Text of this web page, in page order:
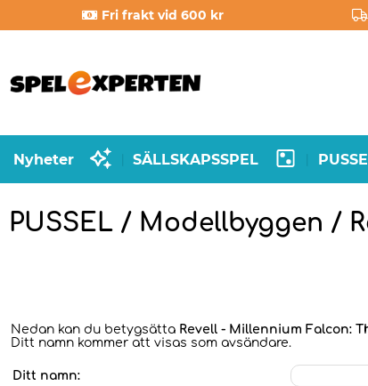
Fri frakt vid 600 kr
Nyheter SÄLLSKAPSSPEL
PUSSEL / Modellbyggen /
Nedan kan du betygsätta Revell - Millennium Falcon:
Ditt namn kommer att visas som avsändare.
Ditt namn: